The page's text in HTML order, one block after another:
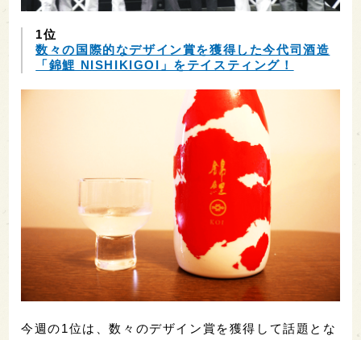
1位
数々の国際的なデザイン賞を獲得した今代司酒造
「錦鯉 NISHIKIGOI」をテイスティング！
今週の1位は、数々のデザイン賞を獲得して話題とな